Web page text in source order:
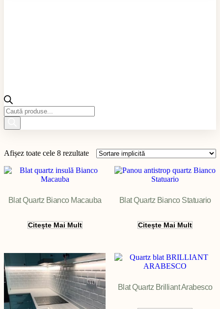
Products
search
Filter
Afișez toate cele 8 rezultate
Blat Quartz Bianco Macauba
Citește Mai Mult
Blat Quartz Bianco Statuario
Citește Mai Mult
Blat Quartz Brilliant Arabesco